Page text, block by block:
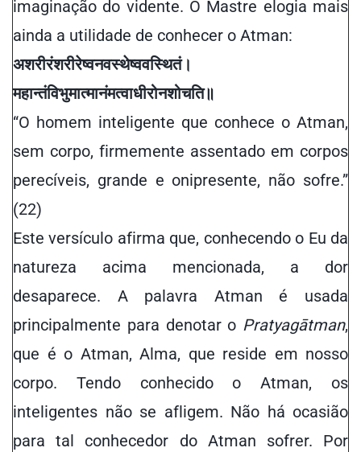
imaginação do vidente. O Mastre elogia mais
ainda a utilidade de conhecer o Atman:
अशरीरंशरीरेष्वनवस्थेष्ववस्थितं।
महान्तंविभुमात्मानंमत्वाधीरोनशोचति॥
“O homem inteligente que conhece o Atman,
sem corpo, firmemente assentado em corpos
perecíveis, grande e onipresente, não sofre.”
(22)
Este versículo afirma que, conhecendo o Eu da
natureza acima mencionada, a dor
desaparece. A palavra Atman é usada
principalmente para denotar o Pratyagātman,
que é o Atman, Alma, que reside em nosso
corpo. Tendo conhecido o Atman, os
inteligentes não se afligem. Não há ocasião
para tal conhecedor do Atman sofrer. Por